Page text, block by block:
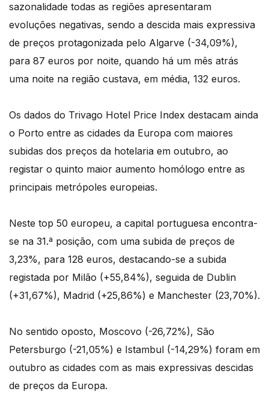
sazonalidade todas as regiões apresentaram
evoluções negativas, sendo a descida mais expressiva
de preços protagonizada pelo Algarve (-34,09%),
para 87 euros por noite, quando há um mês atrás
uma noite na região custava, em média, 132 euros.
Os dados do Trivago Hotel Price Index destacam ainda
o Porto entre as cidades da Europa com maiores
subidas dos preços da hotelaria em outubro, ao
registar o quinto maior aumento homólogo entre as
principais metrópoles europeias.
Neste top 50 europeu, a capital portuguesa encontra-
se na 31.ª posição, com uma subida de preços de
3,23%, para 128 euros, destacando-se a subida
registada por Milão (+55,84%), seguida de Dublin
(+31,67%), Madrid (+25,86%) e Manchester (23,70%).
No sentido oposto, Moscovo (-26,72%), São
Petersburgo (-21,05%) e Istambul (-14,29%) foram em
outubro as cidades com as mais expressivas descidas
de preços da Europa.